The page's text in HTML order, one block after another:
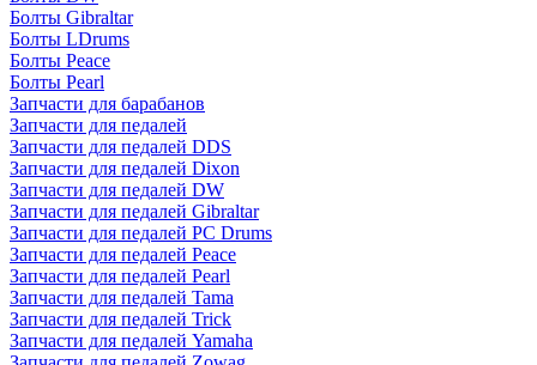
Болты Gibraltar
Болты LDrums
Болты Peace
Болты Pearl
Запчасти для барабанов
Запчасти для педалей
Запчасти для педалей DDS
Запчасти для педалей Dixon
Запчасти для педалей DW
Запчасти для педалей Gibraltar
Запчасти для педалей PC Drums
Запчасти для педалей Peace
Запчасти для педалей Pearl
Запчасти для педалей Tama
Запчасти для педалей Trick
Запчасти для педалей Yamaha